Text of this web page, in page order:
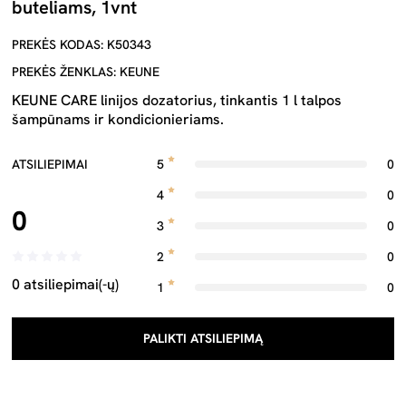
buteliams, 1vnt
PREKĖS KODAS: K50343
PREKĖS ŽENKLAS: KEUNE
KEUNE CARE linijos dozatorius, tinkantis 1 l talpos
šampūnams ir kondicionieriams.
ATSILIEPIMAI
0
0 atsiliepimai(-ų)
5
0
4
0
3
0
2
0
1
0
PALIKTI ATSILIEPIMĄ